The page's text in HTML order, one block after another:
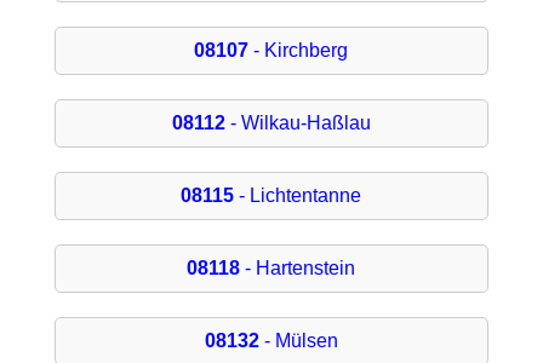
08107 - Kirchberg
08112- Wilkau-Haßlau
08115 - Lichtentanne
08118 - Hartenstein
08132- Mülsen